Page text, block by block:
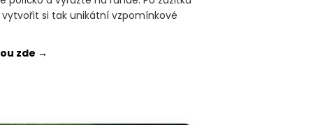
si tak unikátní vzpomínkové
zde →